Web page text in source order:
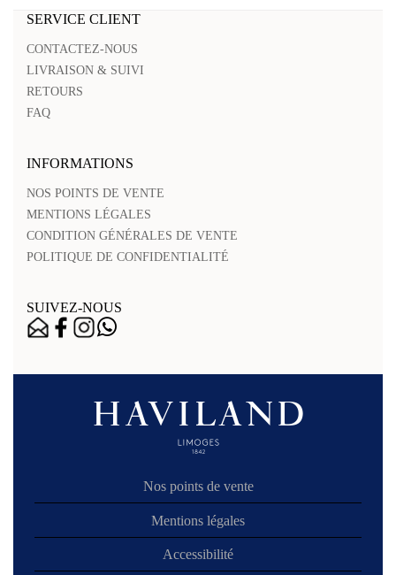
SERVICE CLIENT
CONTACTEZ-NOUS
LIVRAISON & SUIVI
RETOURS
FAQ
INFORMATIONS
NOS POINTS DE VENTE
MENTIONS LÉGALES
CONDITION GÉNÉRALES DE VENTE
POLITIQUE DE CONFIDENTIALITÉ
SUIVEZ-NOUS
Nos points de vente
Mentions légales
Accessibilité